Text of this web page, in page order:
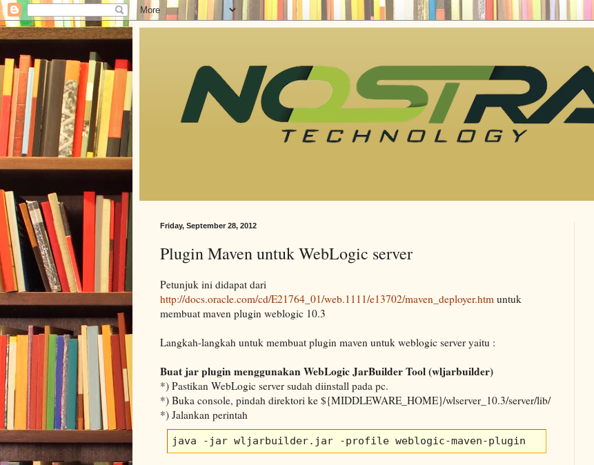
Friday, September 28, 2012
Plugin Maven untuk WebLogic server
Petunjuk ini didapat dari
http://docs.oracle.com/cd/E21764_01/web.1111/e13702/maven_deployer.htm untuk
membuat maven plugin weblogic 10.3
Langkah-langkah untuk membuat plugin maven untuk weblogic server yaitu :
Buat jar plugin menggunakan WebLogic JarBuilder Tool (wljarbuilder)
*) Pastikan WebLogic server sudah diinstall pada pc.
*) Buka console, pindah direktori ke ${MIDDLEWARE_HOME}/wlserver_10.3/server/lib/
*) Jalankan perintah
java -jar wljarbuilder.jar -profile weblogic-maven-plugin